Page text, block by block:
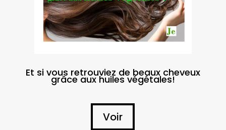
Et si vous retrouviez de beaux cheveux
grâce aux huiles végétales!
Voir